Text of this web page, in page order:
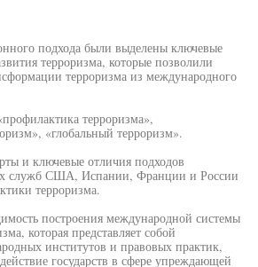
подхода были выделены ключевые
терроризма, которые позволили
терроризма из международного
терроризма»,
«глобальный терроризм».
и ключевые отличия подходов
служб США, Испании, Франции и России
терроризма.
построения международной системы
которая представляет собой
институтов и правовых практик,
государств в сфере упреждающей